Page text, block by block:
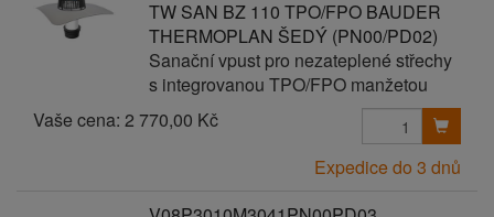
TW SAN BZ 110 TPO/FPO BAUDER
THERMOPLAN ŠEDÝ (PN00/PD02)
Sanační vpust pro nezateplené střechy
s integrovanou TPO/FPO manžetou
Vaše cena: 2 770,00 Kč
Expedice do 3 dnů